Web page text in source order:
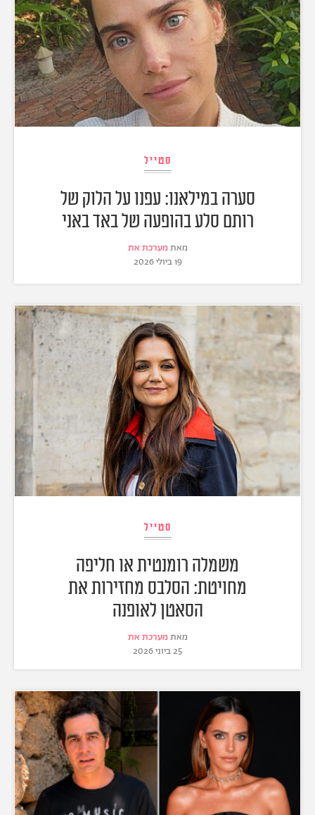
סטייל
סערה במילאנו: עפנו על הלוק של
רותם סלע בהופעה של באד באני
מאת מערכת את
19 ביולי 2026
סטייל
משמלה רומנטית או חליפה
מחויטת: הסלבס מחזירות את
הסאטן לאופנה
מאת מערכת את
25 ביוני 2026